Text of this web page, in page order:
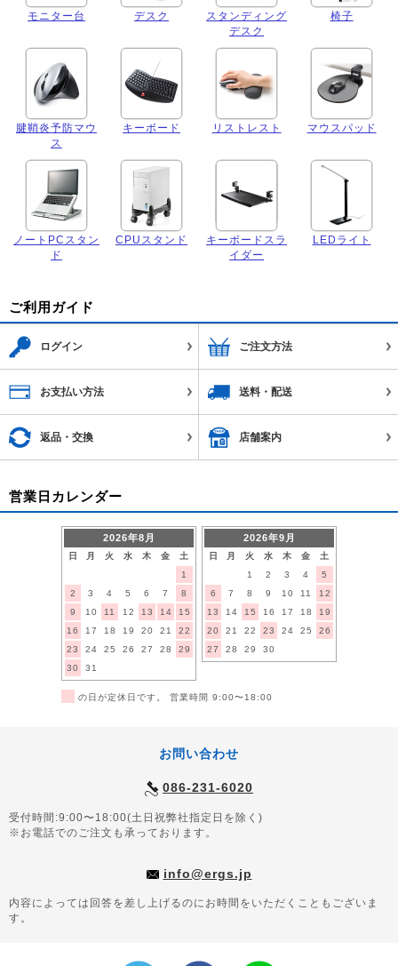
モニター台 デスク
スタンディング
デスク
椅子
腱鞘炎予防マウ
ス
キーボード リストレスト マウスパッド
ノートPCスタン
ド
CPUスタンド
キーボードスラ
イダー
LEDライト
ご利用ガイド
ログイン ご注文方法
お支払い方法 送料・配送
返品・交換 店舗案内
営業日カレンダー
2026年8月
日 月 火 水 木 金
土
1
2
3 4 5 6 7
8
9
10 11 12 13 14
15
16
17 18 19 20 21
22
23
24 25 26 27 28
29
30
31
2026年9月
日 月 火 水 木 金
土
1
2 3 4
5
6
7 8 9 10 11
12
13
14 15 16 17 18
19
20
21 22 23 24 25
26
27
28 29 30
の日が定休日です。 営業時間 9:00〜18:00
お問い合わせ
086-231-6020
受付時間:9:00〜18:00(土日祝弊社指定日を除く)
※お電話でのご注文も承っております。
info@ergs.jp
内容によっては回答を差し上げるのにお時間をいただくこともございま
す。